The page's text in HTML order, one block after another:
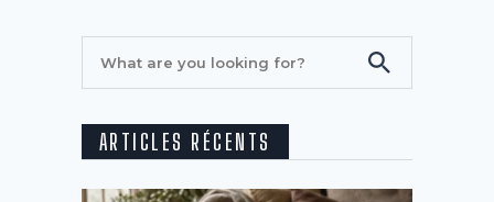
ARTICLES RÉCENTS